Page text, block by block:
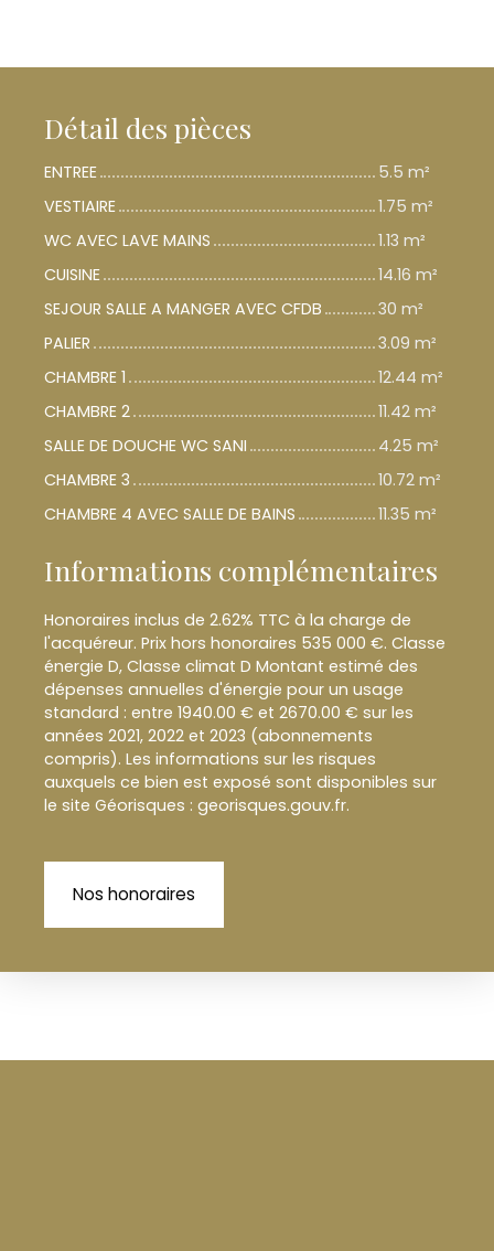
Détail des pièces
ENTREE
5.5 m²
VESTIAIRE
1.75 m²
WC AVEC LAVE MAINS
1.13 m²
CUISINE
14.16 m²
SEJOUR SALLE A MANGER AVEC CFDB
30 m²
PALIER
3.09 m²
CHAMBRE 1
12.44 m²
CHAMBRE 2
11.42 m²
SALLE DE DOUCHE WC SANI
4.25 m²
CHAMBRE 3
10.72 m²
CHAMBRE 4 AVEC SALLE DE BAINS
11.35 m²
Informations complémentaires
Honoraires inclus de 2.62% TTC à la charge de
l'acquéreur. Prix hors honoraires 535 000 €. Classe
énergie D, Classe climat D Montant estimé des
dépenses annuelles d'énergie pour un usage
standard : entre 1940.00 € et 2670.00 € sur les
années 2021, 2022 et 2023 (abonnements
compris). Les informations sur les risques
auxquels ce bien est exposé sont disponibles sur
le site Géorisques : georisques.gouv.fr.
Nos honoraires